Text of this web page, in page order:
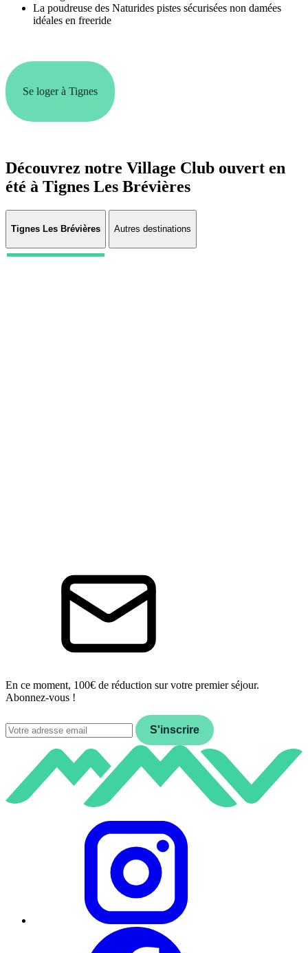
La poudreuse des Naturides pistes sécurisées non damées
idéales en freeride
Se loger à Tignes
Découvrez notre Village Club ouvert en
été à Tignes Les Brévières
Tignes Les Brévières Autres destinations
En ce moment, 100€ de réduction sur votre premier séjour.
Abonnez-vous !
S'inscrire